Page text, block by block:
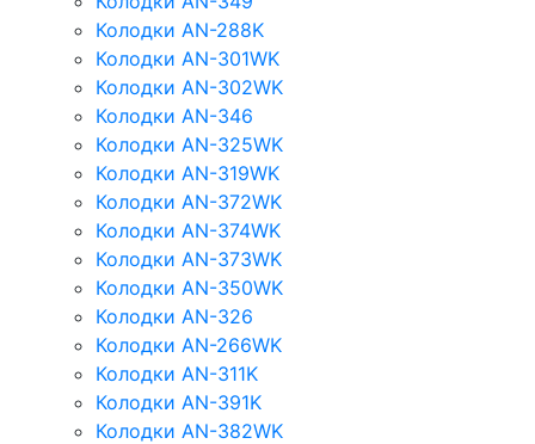
Колодки AN-288K
Колодки AN-301WK
Колодки AN-302WK
Колодки AN-346
Колодки AN-325WK
Колодки AN-319WK
Колодки AN-372WK
Колодки AN-374WK
Колодки AN-373WK
Колодки AN-350WK
Колодки AN-326
Колодки AN-266WK
Колодки AN-311K
Колодки AN-391K
Колодки AN-382WK